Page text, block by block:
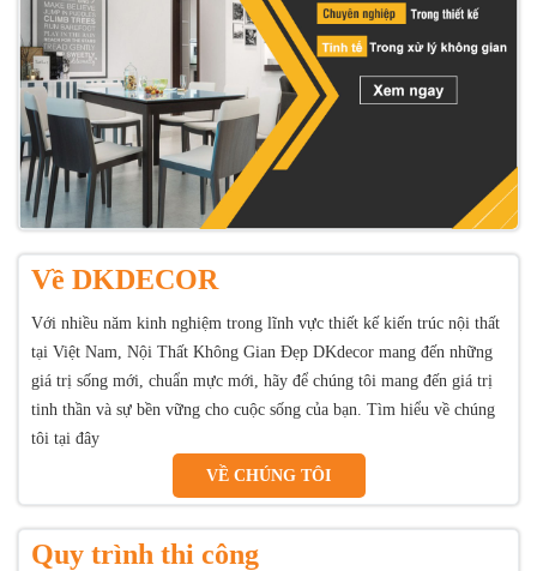
Về DKDECOR
Với nhiều năm kinh nghiệm trong lĩnh vực thiết kế kiến trúc nội thất
tại Việt Nam, Nội Thất Không Gian Đẹp DKdecor mang đến những
giá trị sống mới, chuẩn mực mới, hãy để chúng tôi mang đến giá trị
tinh thần và sự bền vững cho cuộc sống của bạn. Tìm hiểu về chúng
tôi tại đây
VỀ CHÚNG TÔI
Quy trình thi công